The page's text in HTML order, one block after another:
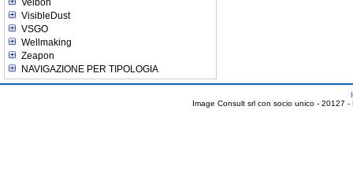
VisibleDust
VSGO
Wellmaking
Zeapon
NAVIGAZIONE PER TIPOLOGIA
Image Consult srl con socio unico - 20127